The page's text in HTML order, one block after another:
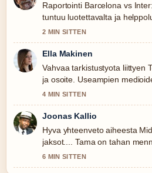
Raportointi Barcelona vs
tuntuu luotettavalta ja
2 MIN SITTEN
Ella Makinen
Vahvaa tarkistustyota liittyen
ja osoite. Useampien
4 MIN SITTEN
Joonas Kallio
Hyva yhteenveto aiheesta
jaksot.... Tama on tahan
6 MIN SITTEN